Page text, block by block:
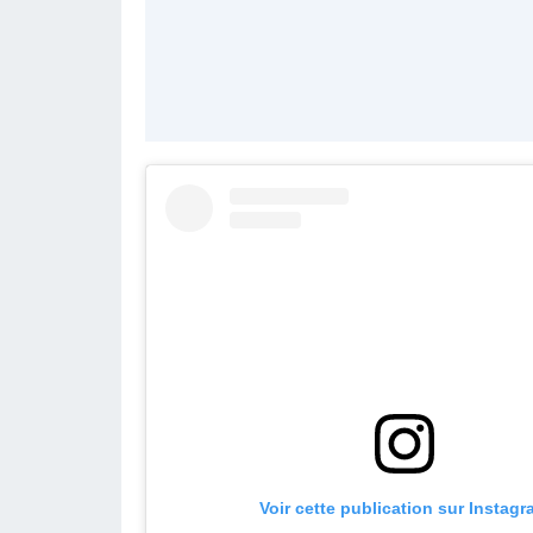
Voir cette publication sur